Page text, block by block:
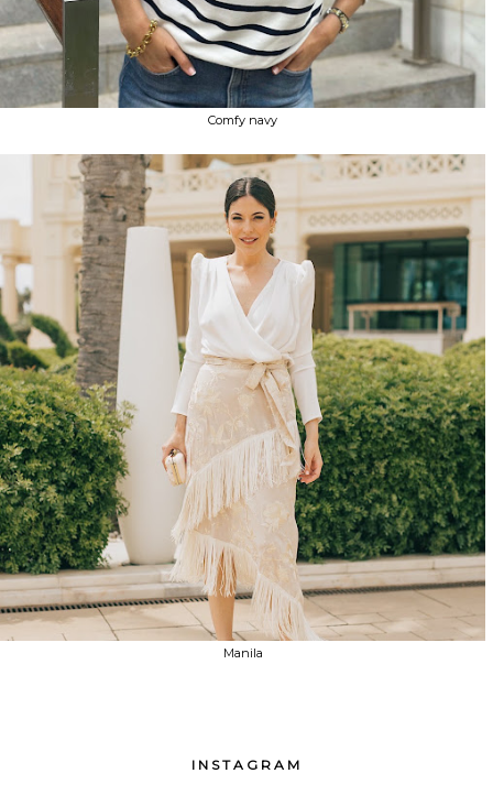
Comfy navy
Manila
INSTAGRAM